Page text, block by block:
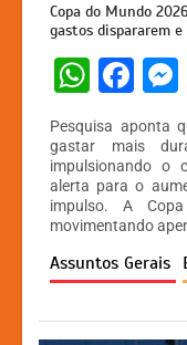
Copa do Mundo
gastos dispararem
W
h
at
s
A
p
p
F
c
e
b
o
o
k
Pesquisa aponta
gastar mais
impulsionando o
alerta para o
impulso. A
movimentando
Assuntos Gerais